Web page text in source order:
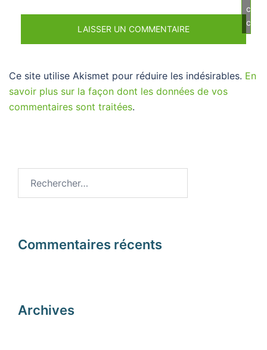
ce
Ce site utilise Akismet pour réduire les indésirables. En
savoir plus sur la façon dont les données de vos
commentaires sont traitées.
Commentaires récents
Archives